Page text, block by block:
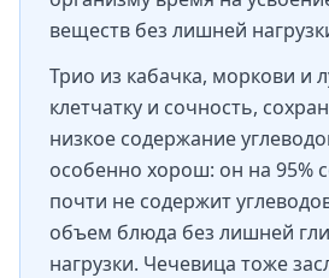
веществ без лишней
Трио из кабачка, моркови и
клетчатку и сочность,
низкое содержание
особенно хорош: он на 95%
почти не содержит
объем блюда без лишней
нагрузки. Чечевица тоже